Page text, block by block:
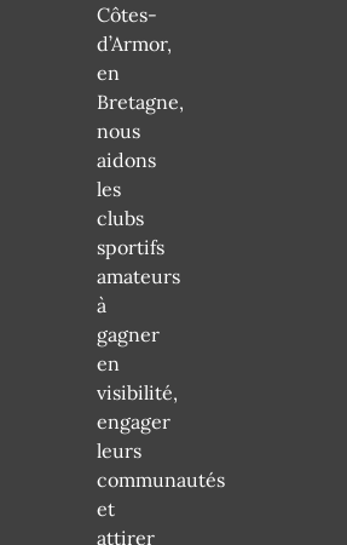
Côtes-
d’Armor,
en
Bretagne,
nous
aidons
les
clubs
sportifs
amateurs
à
gagner
en
visibilité,
engager
leurs
communautés
et
attirer